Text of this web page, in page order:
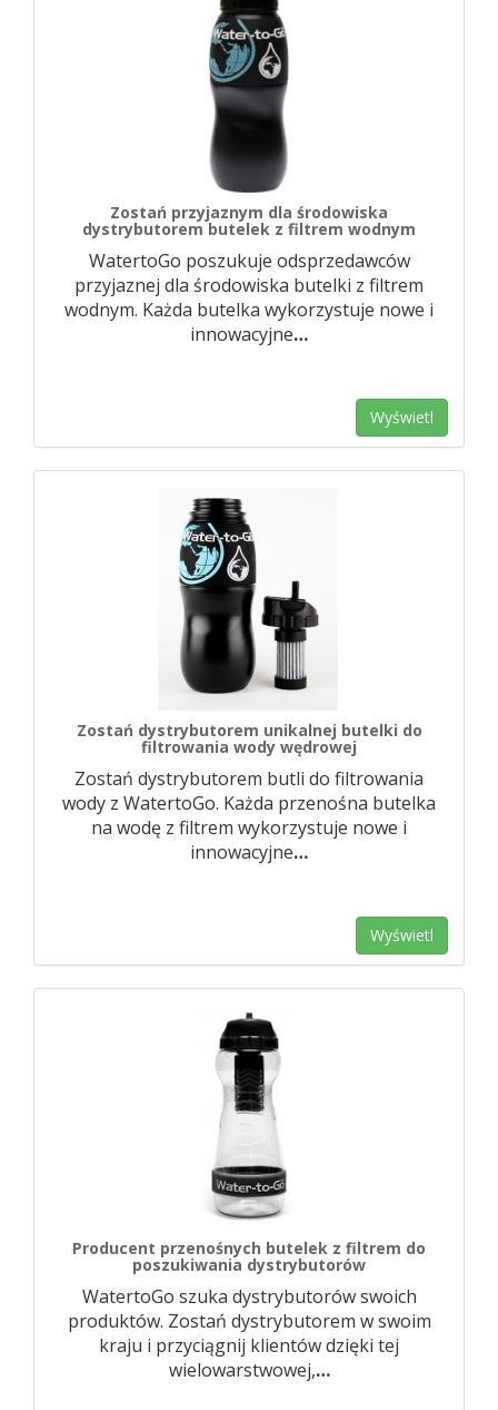
Zostań przyjaznym dla środowiska
dystrybutorem butelek z filtrem wodnym
WatertoGo poszukuje odsprzedawców
przyjaznej dla środowiska butelki z filtrem
wodnym. Każda butelka wykorzystuje nowe i
innowacyjne…
Wyświetl
Zostań dystrybutorem unikalnej butelki do
filtrowania wody wędrowej
Zostań dystrybutorem butli do filtrowania
wody z WatertoGo. Każda przenośna butelka
na wodę z filtrem wykorzystuje nowe i
innowacyjne…
Wyświetl
Producent przenośnych butelek z filtrem do
poszukiwania dystrybutorów
WatertoGo szuka dystrybutorów swoich
produktów. Zostań dystrybutorem w swoim
kraju i przyciągnij klientów dzięki tej
wielowarstwowej,…